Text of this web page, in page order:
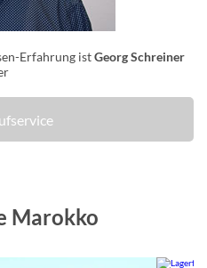
Erfahrung istGeorg Schreiner
Marokko